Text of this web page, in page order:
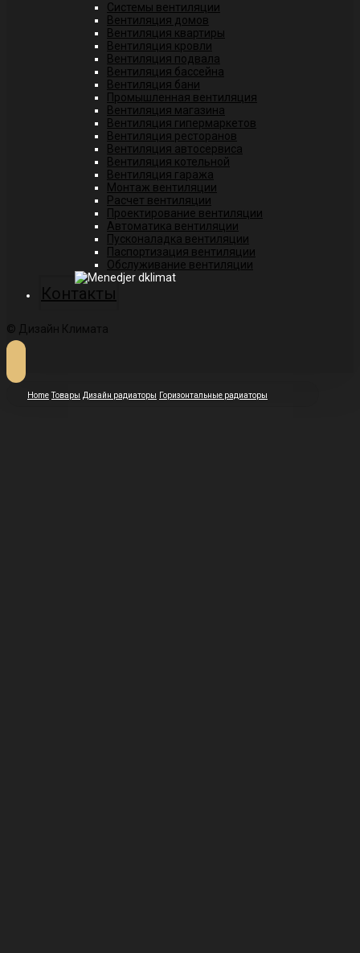
Системы вентиляции
Вентиляция домов
Вентиляция квартиры
Вентиляция кровли
Вентиляция подвала
Вентиляция бассейна
Вентиляция бани
Промышленная вентиляция
Вентиляция магазина
Вентиляция гипермаркетов
Вентиляция ресторанов
Вентиляция автосервиса
Вентиляция котельной
Вентиляция гаража
Монтаж вентиляции
Расчет вентиляции
Проектирование вентиляции
Автоматика вентиляции
Пусконаладка вентиляции
Паспортизация вентиляции
Обслуживание вентиляции
Контакты
© Дизайн Климата
Home Товары Дизайн радиаторы Горизонтальные радиаторы